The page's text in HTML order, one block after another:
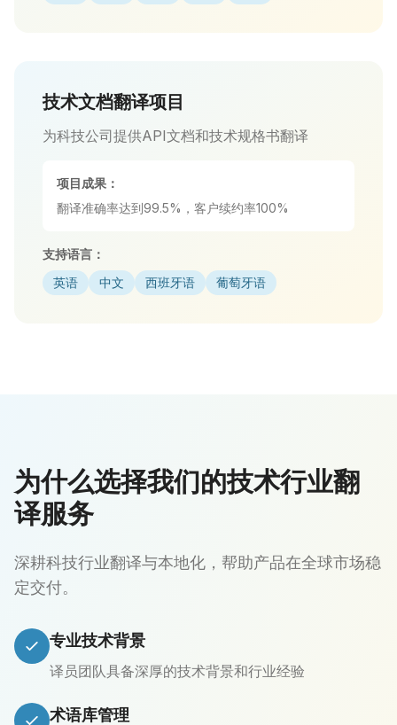
技术文档翻译项目
为科技公司提供API文档和技术规格书翻译
项目成果：
翻译准确率达到99.5%，客户续约率100%
支持语言：
英语
中文 西班牙语 葡萄牙语
为什么选择我们的技术行业翻
译服务
深耕科技行业翻译与本地化，帮助产品在全球市场稳
定交付。
专业技术背景
译员团队具备深厚的技术背景和行业经验
术语库管理